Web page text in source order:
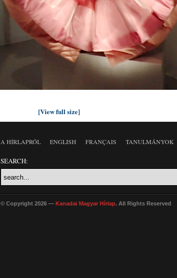
[View full size]
A HÍRLAPRÓL ENGLISH FRANÇAIS TANULMÁNYOK
SEARCH:
© Copyright 2026 — Kanadai Magyar Hírlap. All Rights Reserved